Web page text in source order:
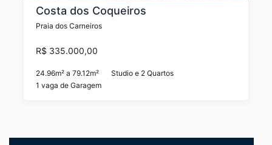
Costa dos Coqueiros
Praia dos Carneiros
R$ 335.000,00
24.96m² a 79.12m²
Studio e 2 Quartos
1 vaga de Garagem